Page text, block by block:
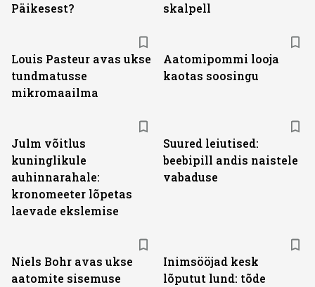
Päikesest?
skalpell
Louis Pasteur avas ukse
tundmatusse
mikromaailma
Aatomipommi looja
kaotas soosingu
Julm võitlus
kuninglikule
auhinnarahale:
kronomeeter lõpetas
laevade ekslemise
Suured leiutised:
beebipill andis naistele
vabaduse
Niels Bohr avas ukse
aatomite sisemuse
Inimsööjad kesk
lõputut lund: tõde